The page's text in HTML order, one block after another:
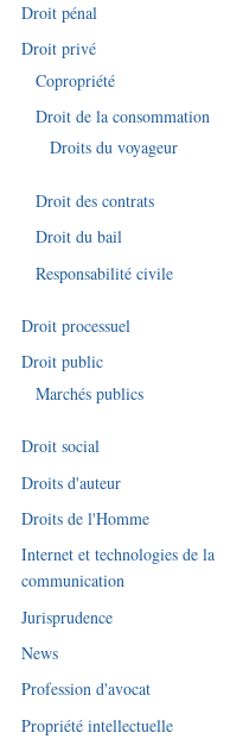
Droit pénal
Droit privé
Copropriété
Droit de la consommation
Droits du voyageur
Droit des contrats
Droit du bail
Responsabilité civile
Droit processuel
Droit public
Marchés publics
Droit social
Droits d'auteur
Droits de l'Homme
Internet et technologies de la
communication
Jurisprudence
News
Profession d'avocat
Propriété intellectuelle